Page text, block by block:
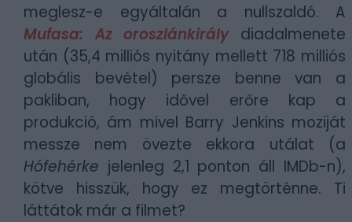
meglesz-e egyáltalán a nullszaldó. A
Mufasa: Az oroszlánkirálydiadalmenete
után (35,4 milliós nyitány mellett 718 milliós
globális bevétel) persze benne van a
pakliban, hogy idővel erőre kap a
produkció, ám mivel Barry Jenkins moziját
messze nem övezte ekkora utálat (a
Hófehérke jelenleg 2,1 ponton áll IMDb-n),
kötve hisszük, hogy ez megtörténne. Ti
láttátok már a filmet?